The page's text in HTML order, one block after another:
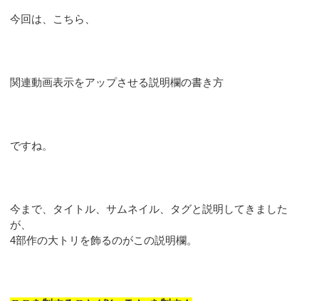
今回は、こちら、
関連動画表示をアップさせる説明欄の書き方
ですね。
今まで、タイトル、サムネイル、タグと説明してきました
が、
4部作の大トリを飾るのがこの説明欄。